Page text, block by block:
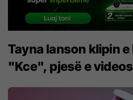
Tayna lanson klipin e
"Kce", pjesë e